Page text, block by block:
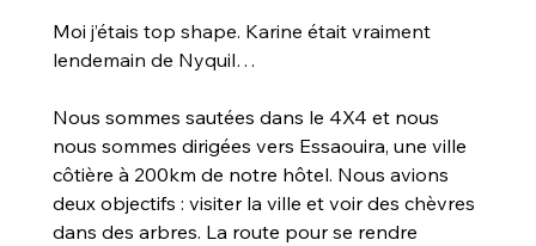
Moi j’étais top shape. Karine était vraiment
lendemain de Nyquil…
Nous sommes sautées dans le 4X4 et nous
nous sommes dirigées vers Essaouira, une ville
côtière à 200km de notre hôtel. Nous avions
deux objectifs : visiter la ville et voir des chèvres
dans des arbres. La route pour se rendre